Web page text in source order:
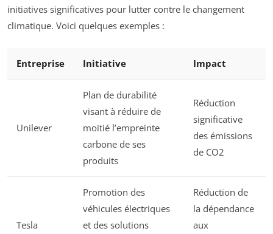
initiatives significatives pour lutter contre le changement
climatique. Voici quelques exemples :
Entreprise Initiative Impact
Unilever
Plan de durabilité
visant à réduire de
moitié l’empreinte
carbone de ses
produits
Réduction
significative
des émissions
de CO2
Tesla
Promotion des
véhicules électriques
et des solutions
Réduction de
la dépendance
aux